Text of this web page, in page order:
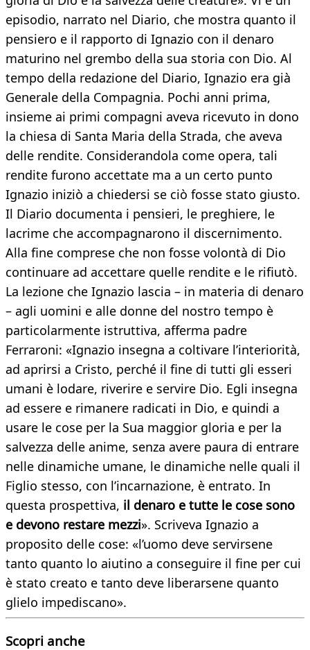
episodio, narrato nel Diario, che mostra quanto il
pensiero e il rapporto di Ignazio con il denaro
maturino nel grembo della sua storia con Dio. Al
tempo della redazione del Diario, Ignazio era già
Generale della Compagnia. Pochi anni prima,
insieme ai primi compagni aveva ricevuto in dono
la chiesa di Santa Maria della Strada, che aveva
delle rendite. Considerandola come opera, tali
rendite furono accettate ma a un certo punto
Ignazio iniziò a chiedersi se ciò fosse stato giusto.
Il Diario documenta i pensieri, le preghiere, le
lacrime che accompagnarono il discernimento.
Alla fine comprese che non fosse volontà di Dio
continuare ad accettare quelle rendite e le rifiutò.
La lezione che Ignazio lascia – in materia di denaro
– agli uomini e alle donne del nostro tempo è
particolarmente istruttiva, afferma padre
Ferraroni: «Ignazio insegna a coltivare l’interiorità,
ad aprirsi a Cristo, perché il fine di tutti gli esseri
umani è lodare, riverire e servire Dio. Egli insegna
ad essere e rimanere radicati in Dio, e quindi a
usare le cose per la Sua maggior gloria e per la
salvezza delle anime, senza avere paura di entrare
nelle dinamiche umane, le dinamiche nelle quali il
Figlio stesso, con l’incarnazione, è entrato. In
questa prospettiva, il denaro e tutte le cose sono
e devono restare mezzi». Scriveva Ignazio a
proposito delle cose: «l’uomo deve servirsene
tanto quanto lo aiutino a conseguire il fine per cui
è stato creato e tanto deve liberarsene quanto
glielo impediscano».
Scopri anche